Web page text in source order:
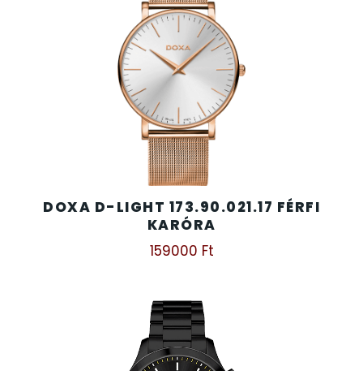
DOXA D-LIGHT 173.90.021.17 FÉRFI
KARÓRA
159000 Ft